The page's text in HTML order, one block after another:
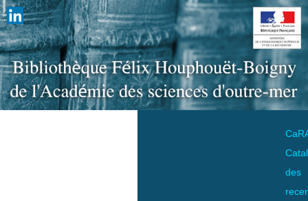
des